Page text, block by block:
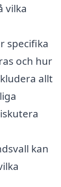
vilka
specifika
och hur
allt
kan